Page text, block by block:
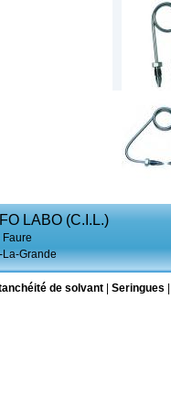
LABO (C.I.L.)
Grande
de solvant Seringues